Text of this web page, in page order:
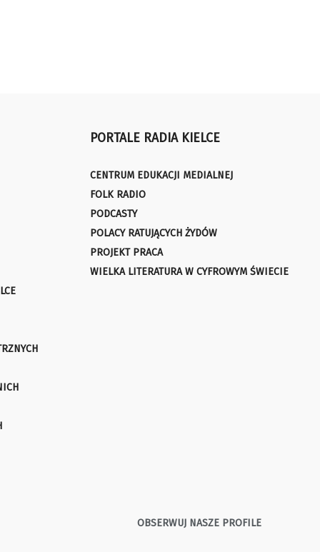
PORTALE RADIA KIELCE
CENTRUM EDUKACJI MEDIALNEJ
FOLK RADIO
PODCASTY
POLACY RATUJĄCYCH ŻYDÓW
PROJEKT PRACA
WIELKA LITERATURA W CYFROWYM ŚWIECIE
OBSERWUJ NASZE PROFILE